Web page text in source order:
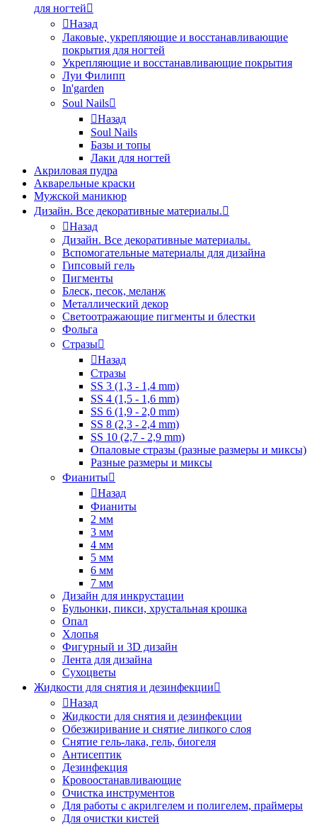
для ногтей
Назад
Лаковые, укрепляющие и восстанавливающие
покрытия для ногтей
Укрепляющие и восстанавливающие покрытия
Луи Филипп
In'garden
Soul Nails
Назад
Soul Nails
Базы и топы
Лаки для ногтей
Акриловая пудра
Акварельные краски
Мужской маникюр
Дизайн. Все декоративные материалы.
Назад
Дизайн. Все декоративные материалы.
Вспомогательные материалы для дизайна
Гипсовый гель
Пигменты
Блеск, песок, меланж
Металлический декор
Светоотражающие пигменты и блестки
Фольга
Стразы
Назад
Стразы
SS 3 (1,3 - 1,4 mm)
SS 4 (1,5 - 1,6 mm)
SS 6 (1,9 - 2,0 mm)
SS 8 (2,3 - 2,4 mm)
SS 10 (2,7 - 2,9 mm)
Опаловые стразы (разные размеры и миксы)
Разные размеры и миксы
Фианиты
Назад
Фианиты
2 мм
3 мм
4 мм
5 мм
6 мм
7 мм
Дизайн для инкрустации
Бульонки, пикси, хрустальная крошка
Опал
Хлопья
Фигурный и 3D дизайн
Лента для дизайна
Сухоцветы
Жидкости для снятия и дезинфекции
Назад
Жидкости для снятия и дезинфекции
Обезжиривание и снятие липкого слоя
Снятие гель-лака, гель, биогеля
Антисептик
Дезинфекция
Кровоостанавливающие
Очистка инструментов
Для работы с акрилгелем и полигелем, праймеры
Для очистки кистей